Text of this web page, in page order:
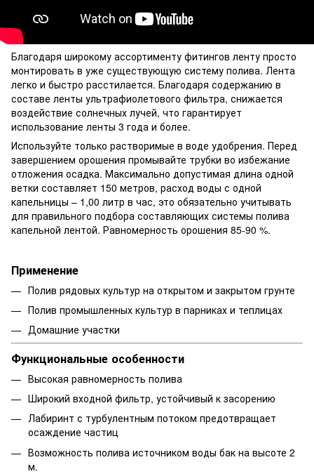
Благодаря широкому ассортименту фитингов ленту просто
монтировать в уже существующую систему полива. Лента
легко и быстро расстилается. Благодаря содержанию в
составе ленты ультрафиолетового фильтра, снижается
воздействие солнечных лучей, что гарантирует
использование ленты 3 года и более.
Используйте только растворимые в воде удобрения. Перед
завершением орошения промывайте трубки во избежание
отложения осадка. Максимально допустимая длина одной
ветки составляет 150 метров, расход воды с одной
капельницы – 1,00 литр в час, это обязательно учитывать
для правильного подбора составляющих системы полива
капельной лентой. Равномерность орошения 85-90 %.
Применение
Полив рядовых культур на открытом и закрытом грунте
Полив промышленных культур в парниках и теплицах
Домашние участки
Функциональные особенности
Высокая равномерность полива
Широкий входной фильтр, устойчивый к засорению
Лабиринт с турбулентным потоком предотвращает
осаждение частиц
Возможность полива источником воды бак на высоте 2
м.